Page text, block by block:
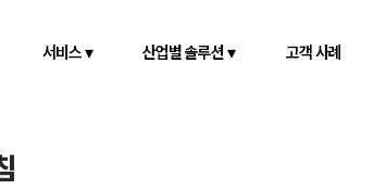
서비스 ▾ 산업별 솔루션 ▾ 고객 사례